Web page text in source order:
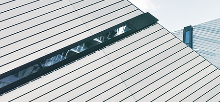
회사소개
인사말
사업소개
서비스
커뮤니티
블로그
채용
채용
회사소개
인사말
연혁
비젼하우스
편지
찾아오시는길
사업소개
서비스
데이타인프라사업
네트워크보안사업
교육
복지
사내활
블로그